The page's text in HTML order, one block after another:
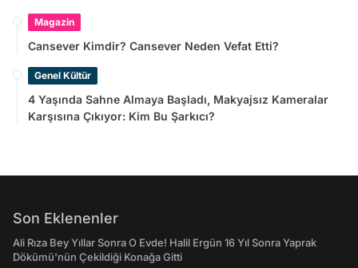
Magazin
Cansever Kimdir? Cansever Neden Vefat Etti?
Genel Kültür
4 Yaşında Sahne Almaya Başladı, Makyajsız Kameralar
Karşısına Çıkıyor: Kim Bu Şarkıcı?
Son Eklenenler
Ali Rıza Bey Yıllar Sonra O Evde! Halil Ergün 16 Yıl Sonra Yaprak
Dökümü'nün Çekildiği Konağa Gitti